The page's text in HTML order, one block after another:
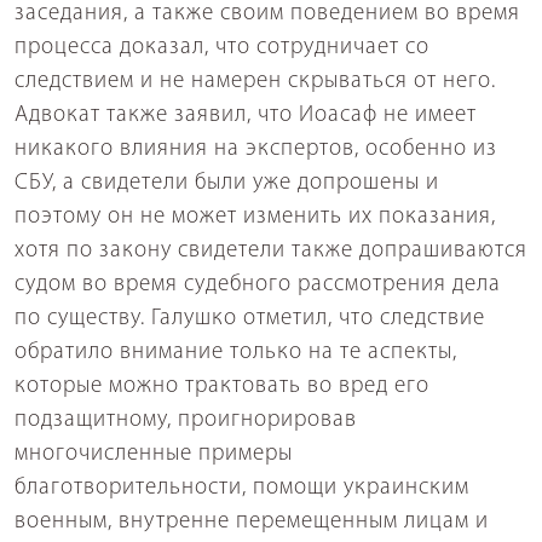
заседания, а также своим поведением во время
процесса доказал, что сотрудничает со
следствием и не намерен скрываться от него.
Адвокат также заявил, что Иоасаф не имеет
никакого влияния на экспертов, особенно из
СБУ, а свидетели были уже допрошены и
поэтому он не может изменить их показания,
хотя по закону свидетели также допрашиваются
судом во время судебного рассмотрения дела
по существу. Галушко отметил, что следствие
обратило внимание только на те аспекты,
которые можно трактовать во вред его
подзащитному, проигнорировав
многочисленные примеры
благотворительности, помощи украинским
военным, внутренне перемещенным лицам и